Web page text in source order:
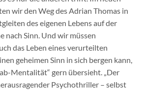
wir den Weg des Adrian Thomas in
des eigenen Lebens auf der
nach Sinn. Und wir müssen
das Leben eines verurteilten
geheimen Sinn in sich bergen kann,
Mentalität“ gern übersieht. „Der
Psychothriller – selbst